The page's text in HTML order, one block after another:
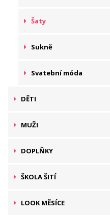
Šaty
Sukně
Svatební móda
DĚTI
MUŽI
DOPLŇKY
ŠKOLA ŠITÍ
LOOK MĚSÍCE